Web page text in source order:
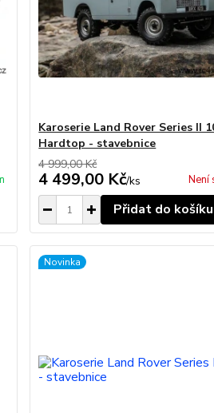
Karoserie Land Rover Series II
Hardtop - stavebnice
4 999,00 Kč
4 499,00 Kč/ks Není
Přidat do košíku
Novinka